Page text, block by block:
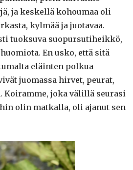
ja keskellä kohoumaa oli
kylmää ja juotavaa.
tuoksuva suopursutiheikkö,
En usko, että sitä
eläinten polkua
juomassa hirvet, peurat,
joka välillä seurasi
olin matkalla, oli ajanut sen